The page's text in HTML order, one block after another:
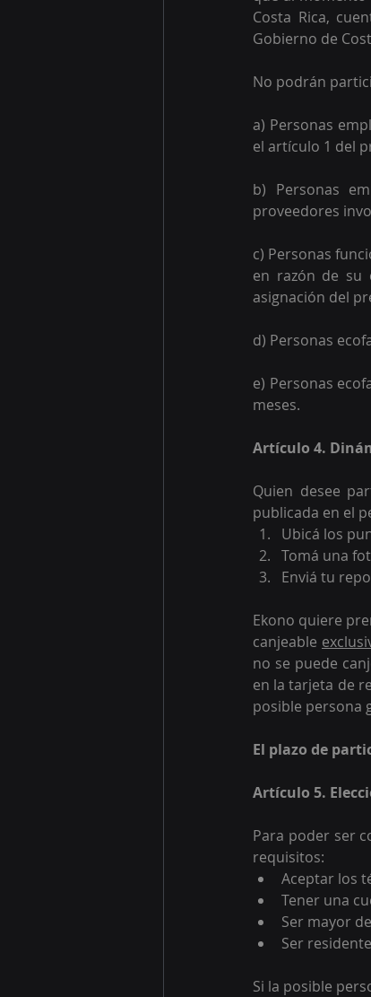
Costa Rica,
Gobierno de
No podrán
a) Personas
el artículo 1 del
b) Personas
proveedores
c) Personas
en razón de su
asignación del
d) Personas
e) Personas
meses.
Artículo 4.
Quien desee
publicada en el
Ubicá los
Tomá una
Enviá tu
Ekono quiere
canjeable
no se puede
en la tarjeta de
posible persona
El plazo de
Artículo 5.
Para poder ser
requisitos:
Aceptar los
Tener una
Ser mayor
Ser
Si la posible